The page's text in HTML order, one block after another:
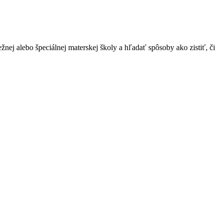
alebo špeciálnej materskej školy a hľadať spôsoby ako zistiť, či